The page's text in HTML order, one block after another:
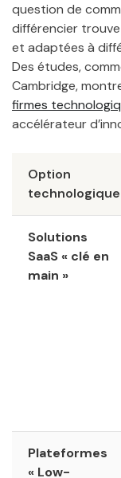
question de
différencier
et adaptées à
Des études,
Cambridge,
firmes
accélérateur
Option
technologique
Solutions
SaaS « clé en
main »
Plateformes
« Low-